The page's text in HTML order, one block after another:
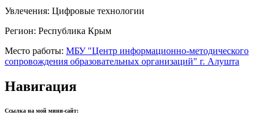
Увлечения: Цифровые технологии
Регион: Республика Крым
Место работы: МБУ "Центр информационно-методического
сопровождения образовательных организаций" г. Алушта
Навигация
Ссылка на мой мини-сайт: